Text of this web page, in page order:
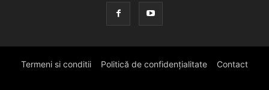
Termeni si conditii Politică de confidențialitate Contact